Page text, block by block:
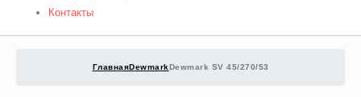
Контакты
ГлавнаяDewmarkDewmark SV 45/270/53